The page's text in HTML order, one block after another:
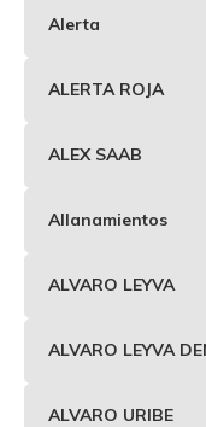
Alerta
ALERTA ROJA
ALEX SAAB
Allanamientos
ALVARO LEYVA
ALVARO LEYVA
ALVARO URIBE